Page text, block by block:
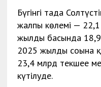
Бүгінгі таңда
жалпы көлемі —
жылдың басында
2025 жылдың соңына
23,4 млрд текшее
күтілуде.